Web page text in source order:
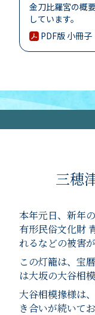
金刀比羅宮の概
しています。
PDF版 小冊子
三穂
本年元日、新年
有形民俗文化財
れるなどの被害
この灯籠は、宝
は大坂の大谷相
大谷相模掾様は
き合いが続いて